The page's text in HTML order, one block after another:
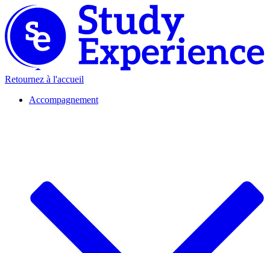
Retournez à l'accueil
Accompagnement